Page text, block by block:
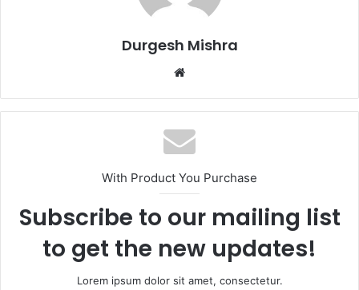
Durgesh Mishra
Website
With Product You Purchase
Subscribe to our mailing list
to get the new updates!
Lorem ipsum dolor sit amet, consectetur.